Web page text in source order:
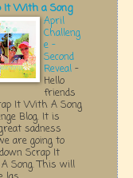
It With a Song
April
Challeng
e -
Second
Reveal -
Hello
friends
It With A Song
Blog. It is
sadness
are going to
Scrap It
Song. This will